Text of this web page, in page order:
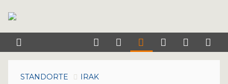
STANDORTE IRAK